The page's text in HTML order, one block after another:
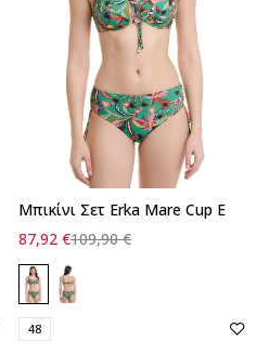
Μπικίνι Σετ Erka Mare Cup E
109,90€
87,92 €
48